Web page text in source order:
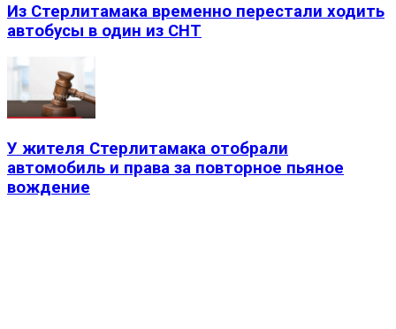
Из Стерлитамака временно перестали ходить
автобусы в один из СНТ
У жителя Стерлитамака отобрали
автомобиль и права за повторное пьяное
вождение